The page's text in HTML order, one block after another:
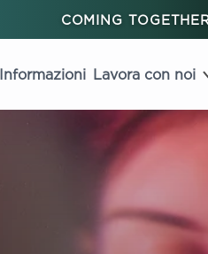
COMING
Informazioni Lavora con noi